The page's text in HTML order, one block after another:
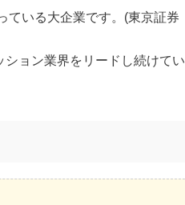
ている大企業です。(東京証券
ョン業界をリードし続けてい